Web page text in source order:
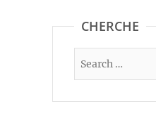
CHERCHE